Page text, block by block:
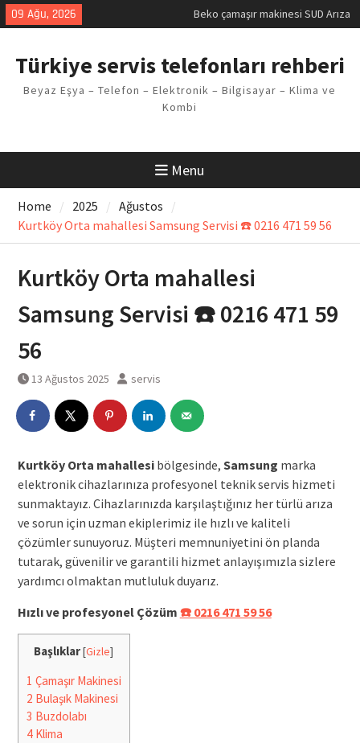
Skip
to
09 Ağu, 2026
Demirdöküm buzdolabı E1 Arıza
Demirdöküm çamaşır makinesi E5
Arızası Çözümü
E02 Arıza Kodu Regal kombi
Sorunu
Türkiye servis telefonları rehberi
Beyaz Eşya – Telefon – Elektronik – Bilgisayar – Klima ve
Kombi
Menu
Home 2025
Ağustos
Kurtköy Orta mahallesi Samsung Servisi ☎️ 0216 471 59 56
Kurtköy Orta mahallesi
Samsung Servisi ☎️ 0216 471 59
56
13 Ağustos 2025 servis
Kurtköy Orta mahallesibölgesinde, Samsung marka
elektronik cihazlarınıza profesyonel teknik servis hizmeti
sunmaktayız. Cihazlarınızda karşılaştığınız her türlü arıza
ve sorun için uzman ekiplerimiz ile hızlı ve kaliteli
çözümler sunuyoruz. Müşteri memnuniyetini ön planda
tutarak, güvenilir ve garantili hizmet anlayışımızla sizlere
yardımcı olmaktan mutluluk duyarız.
Hızlı ve profesyonel Çözüm ☎️ 0216 471 59 56
Başlıklar[Gizle]
1 Çamaşır Makinesi
2 Bulaşık Makinesi
3 Buzdolabı
4Klima